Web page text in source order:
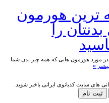
ترین هورمون
را
در مورد هورمون هایی که همه چیز بدن شما
بیشتر »
های سایت کدبانوی ایرانی باخبر شوید.